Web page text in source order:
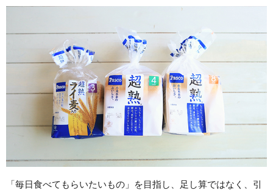
「毎日食べてもらいたいもの」を目指し、足し算ではなく、引